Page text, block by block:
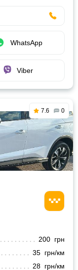
WhatsApp
Viber
7.6 0
200 грн
35 грн/км
28 грн/км